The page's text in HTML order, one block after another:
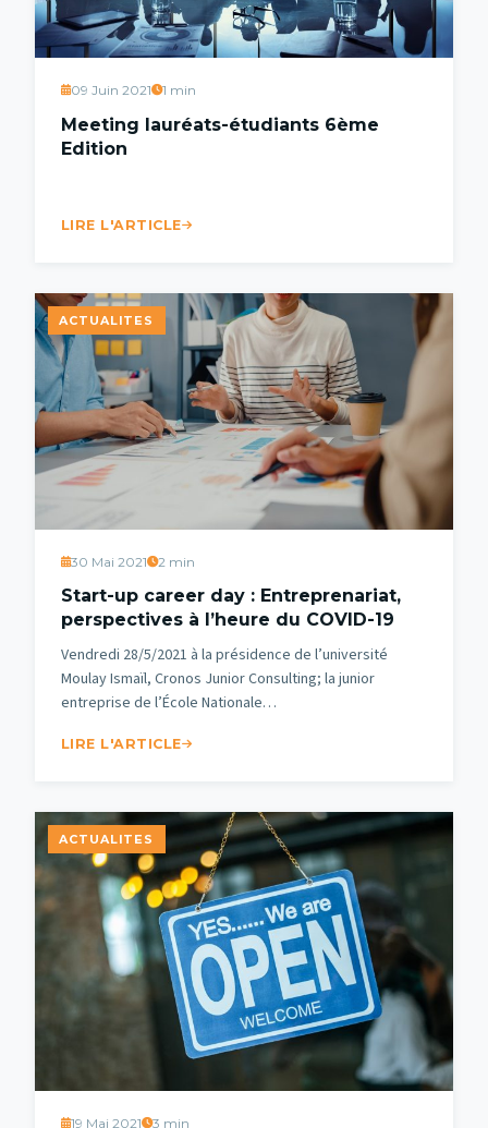
09 Juin 2021 1 min
Meeting lauréats-étudiants 6ème
Edition
LIRE L'ARTICLE
ACTUALITES
30 Mai 2021 2 min
Start-up career day : Entreprenariat,
perspectives à l’heure du COVID-19
Vendredi 28/5/2021 à la présidence de l’université
Moulay Ismaïl, Cronos Junior Consulting; la junior
entreprise de l’École Nationale…
LIRE L'ARTICLE
ACTUALITES
19 Mai 2021 3 min